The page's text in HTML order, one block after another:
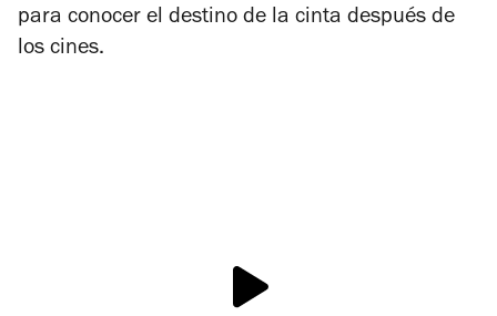
para conocer el destino de la cinta después de
los cines.